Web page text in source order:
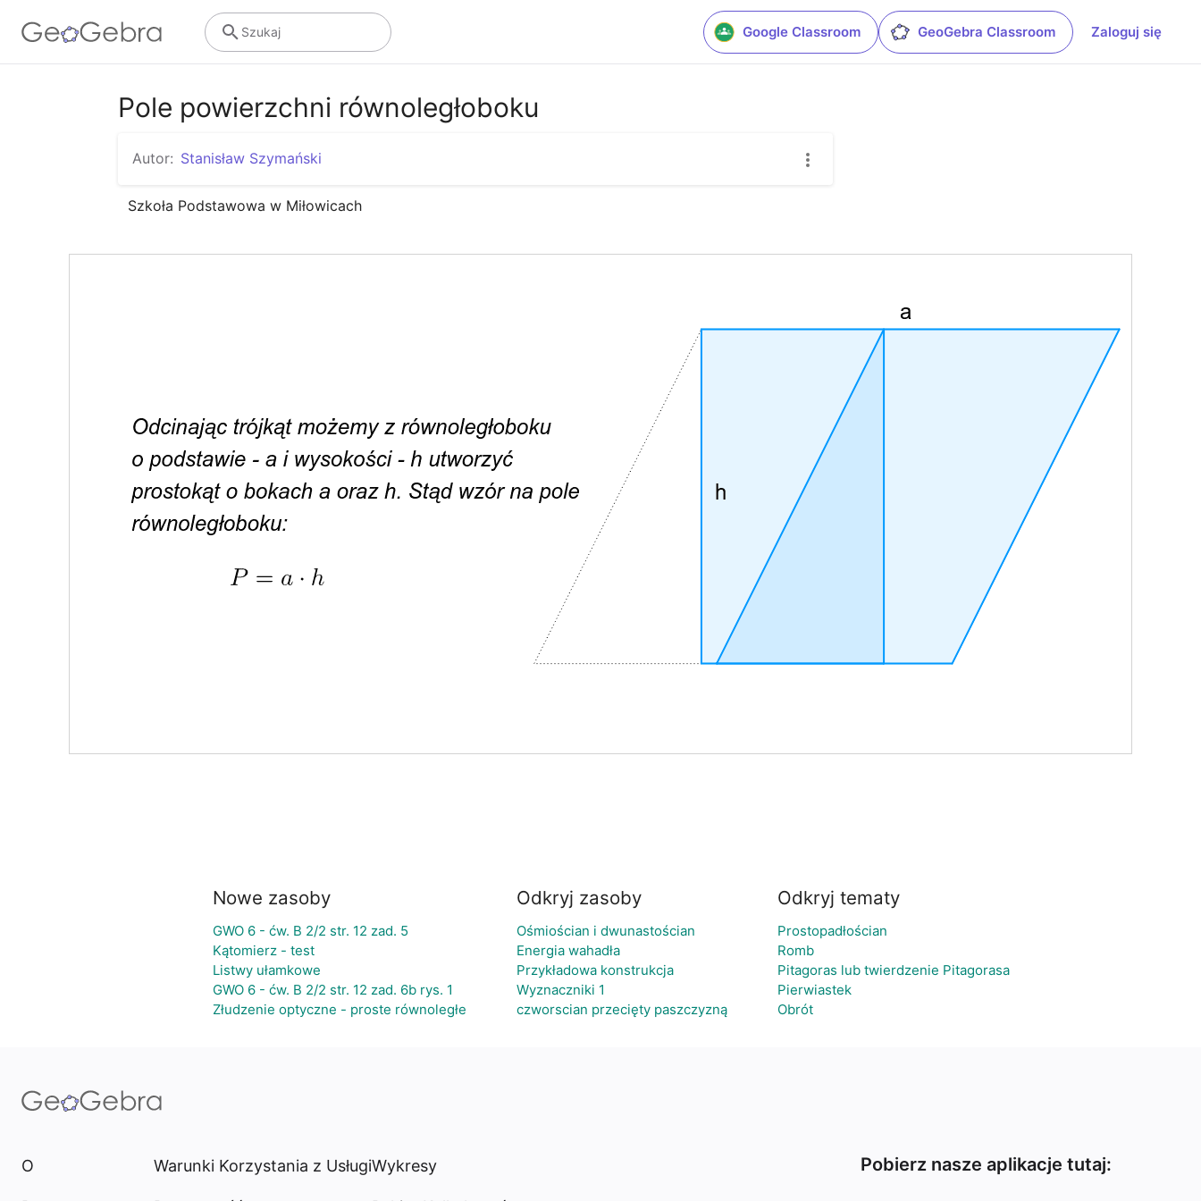
Google Classroom GeoGebra Classroom Zaloguj się
Szukaj
Pole powierzchni równoległoboku
Autor: Stanisław Szymański
Szkoła Podstawowa w Miłowicach
Nowe zasoby
GWO 6 - ćw. B 2/2 str. 12 zad. 5
Kątomierz - test
Listwy ułamkowe
GWO 6 - ćw. B 2/2 str. 12 zad. 6b rys. 1
Złudzenie optyczne - proste równoległe
Odkryj zasoby
Ośmiościan i dwunastościan
Energia wahadła
Przykładowa konstrukcja
Wyznaczniki 1
czworscian przecięty paszczyzną
Odkryj tematy
Prostopadłościan
Romb
Pitagoras lub twierdzenie Pitagorasa
Pierwiastek
Obrót
O Warunki Korzystania z UsługiWykresy Pobierz nasze aplikacje tutaj: